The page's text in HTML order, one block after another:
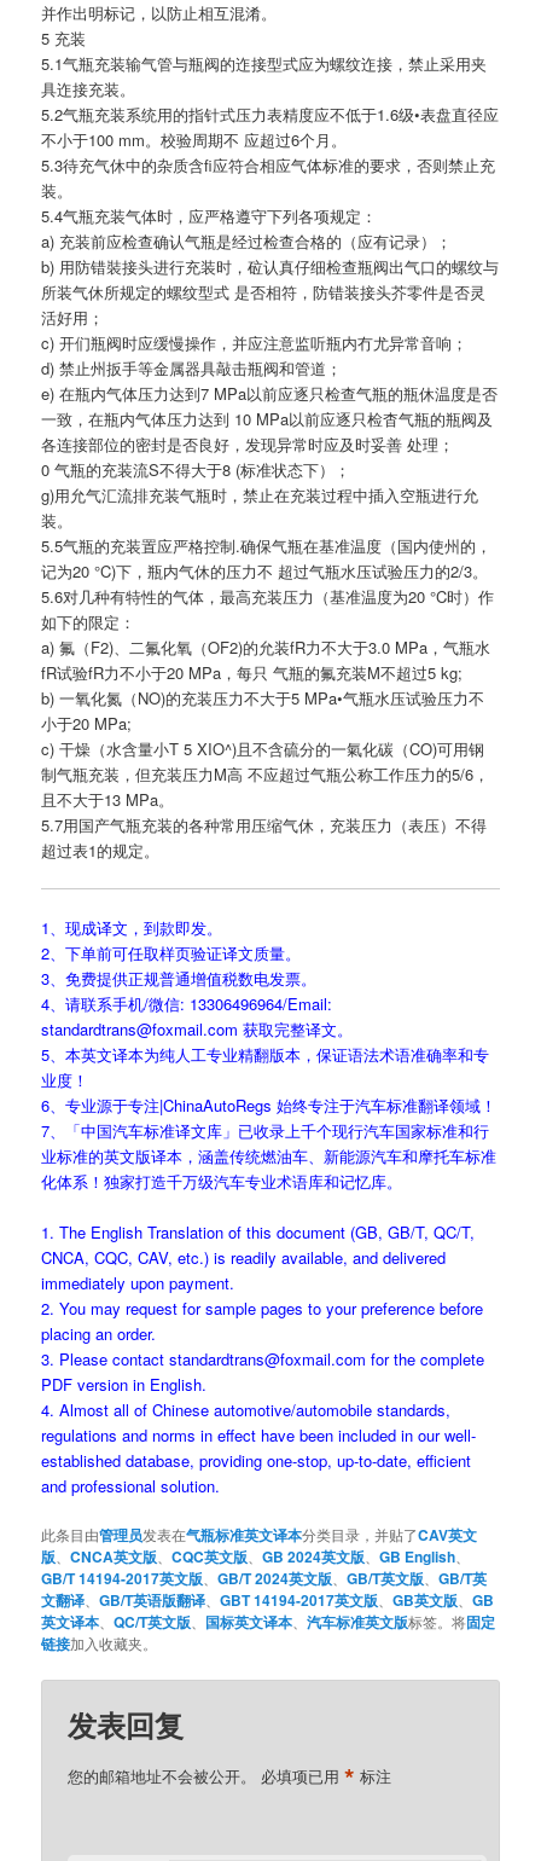
并作出明标记，以防止相互混淆。
5 充装
5.1气瓶充装输气管与瓶阀的迮接型式应为螺纹迮接，禁止采用夹
具迮接充装。
5.2气瓶充装系统用的指针式压力表精度应不低于1.6级•表盘直径应
不小于100 mm。校验周期不 应超过6个月。
5.3待充气休中的杂质含fi应符合相应气体标准的要求，否则禁止充
装。
5.4气瓶充装气体时，应严格遵守下列各项规定：
a) 充装前应检查确认气瓶是经过检查合格的（应有记录）；
b) 用防错裝接头进行充装时，砬认真仔细检查瓶阀出气口的螺纹与
所装气休所规定的螺纹型式 是否相符，防错装接头芥零件是否灵
活好用；
c) 开们瓶阀时应缓慢操作，并应注意监听瓶内冇尤异常音响；
d) 禁止州扳手等金属器具敲击瓶阀和管道；
e) 在瓶内气体压力达到7 MPa以前应逐只检查气瓶的瓶休温度是否
一致，在瓶内气体压力达到 10 MPa以前应逐只检杳气瓶的瓶阀及
各连接部位的密封是否良好，发现异常时应及时妥善 处理；
0 气瓶的充装流S不得大于8 (标准状态下）；
g)用允气汇流排充装气瓶时，禁止在充装过程中插入空瓶进行允
装。
5.5气瓶的充装置应严格控制.确保气瓶在基准温度（国内使州的，
记为20 °C)下，瓶内气休的压力不 超过气瓶水压试验压力的2/3。
5.6对几种有特性的气体，最高充装压力（基准温度为20 °C时）作
如下的限定：
a) 氟（F2)、二氟化氧（OF2)的允装fR力不大于3.0 MPa，气瓶水
fR试验fR力不小于20 MPa，每只 气瓶的氟充装M不超过5 kg;
b) 一氧化氮（NO)的充装压力不大于5 MPa•气瓶水压试验压力不
小于20 MPa;
c) 干燥（水含量小T 5 XIO^)且不含硫分的一氣化碳（CO)可用钢
制气瓶充装，但充装压力M高 不应超过气瓶公称工作压力的5/6，
且不大于13 MPa。
5.7用国产气瓶充装的各种常用压缩气休，充装压力（表压）不得
超过表1的规定。
1、现成译文，到款即发。
2、下单前可任取样页验证译文质量。
3、免费提供正规普通增值税数电发票。
4、请联系手机/微信: 13306496964/Email:
standardtrans@foxmail.com 获取完整译文。
5、本英文译本为纯人工专业精翻版本，保证语法术语准确率和专
业度！
6、专业源于专注|ChinaAutoRegs 始终专注于汽车标准翻译领域！
7、「中国汽车标准译文库」已收录上千个现行汽车国家标准和行
业标准的英文版译本，涵盖传统燃油车、新能源汽车和摩托车标准
化体系！独家打造千万级汽车专业术语库和记忆库。
1. The English Translation of this document (GB, GB/T, QC/T,
CNCA, CQC, CAV, etc.) is readily available, and delivered
immediately upon payment.
2. You may request for sample pages to your preference before
placing an order.
3. Please contact standardtrans@foxmail.com for the complete
PDF version in English.
4. Almost all of Chinese automotive/automobile standards,
regulations and norms in effect have been included in our well-
established database, providing one-stop, up-to-date, efficient
and professional solution.
此条目由管理员发表在气瓶标准英文译本分类目录，并贴了CAV英文
版 、CNCA英文版 、CQC英文版 、GB 2024英文版 、GB English
GB/T 14194-2017英文版 、GB/T 2024英文版 、GB/T英文版 、GB/T英
文翻译 、GB/T英语版翻译 、GBT 14194-2017英文版 、GB英文版 、GB
英文译本 、QC/T英文版 国标英文译本 、汽车标准英文版标签。将固定
链接加入收藏夹。
发表回复
您的邮箱地址不会被公开。 必填项已用* 标注